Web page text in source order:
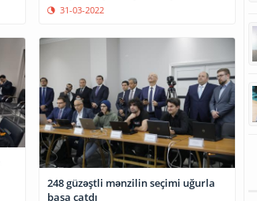
31-03-2022
248 güzəştli mənzilin seçimi uğurla
başa çatdı